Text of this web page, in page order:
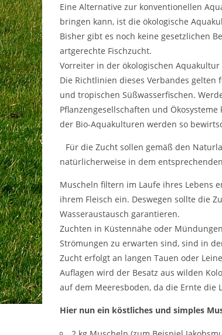
Eine Alternative zur konventionellen
bringen kann, ist die ökologische
Bisher gibt es noch keine gesetzlichen
artgerechte Fischzucht.
Vorreiter in der ökologischen
Die Richtlinien dieses Verbandes gelten
und tropischen Süßwasserfischen.
Pflanzengesellschaften und
der Bio-Aquakulturen werden so
Für die Zucht sollen gemäß den
natürlicherweise in dem
Muscheln filtern im Laufe ihres Lebens
ihrem Fleisch ein. Deswegen sollte die
Wasseraustausch garantieren.
Zuchten in Küstennähe oder
Strömungen zu erwarten sind, sind in
Zucht erfolgt an langen Tauen oder
Auflagen wird der Besatz aus wilden
auf dem Meeresboden, da die Ernte die
Hier nun ein köstliches und simples